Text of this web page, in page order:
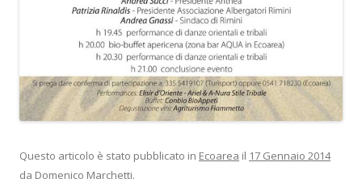
Questo articolo è stato pubblicato in Ecoarea il 17 Gennaio 2014
da Domenico Marchetti.